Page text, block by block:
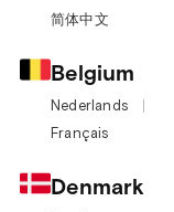
简体中文
Belgium
Nederlands
Français
Denmark